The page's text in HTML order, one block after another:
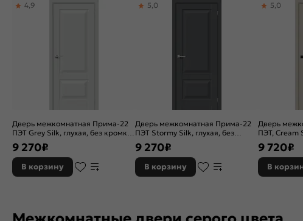
Дверь межкомнатная Прима-22
ПЭТ Grey Silk, глухая, без кромки,
царговая
4,9
9 270₽
В корзину
Дверь межкомнатная Прима-22
ПЭТ Stormy Silk, глухая, без
кромки, царговая
5,0
9 270₽
В корзину
Дверь
ПЭТ, Cream
5,0
9 720₽
В